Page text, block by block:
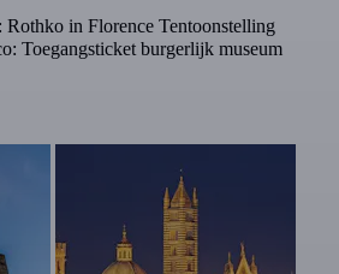
Rothko in Florence Tentoonstelling
Toegangsticket burgerlijk museum